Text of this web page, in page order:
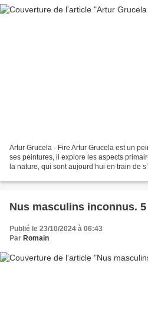
Artur Grucela - Fire Artur Grucela est un
ses peintures, il explore les aspects
la nature, qui sont aujourd’hui en train de
Nus masculins inconnus. 5
Publié le 23/10/2024 à 06:43
Par Romain